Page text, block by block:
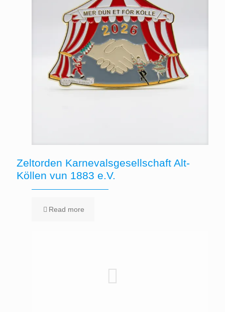
Zeltorden Karnevalsgesellschaft Alt-
Köllen vun 1883 e.V.
Read more